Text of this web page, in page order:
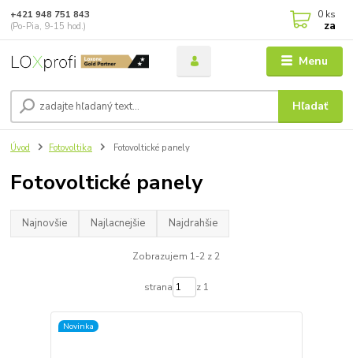
Menu
Hľadať
+421 948 751 843
(Po-Pia, 9-15 hod.)
0 ks
za
Úvod Fotovoltika Fotovoltické panely
Fotovoltické panely
Najnovšie Najlacnejšie Najdrahšie
Zobrazujem 1-2 z 2
strana z 1
Novinka